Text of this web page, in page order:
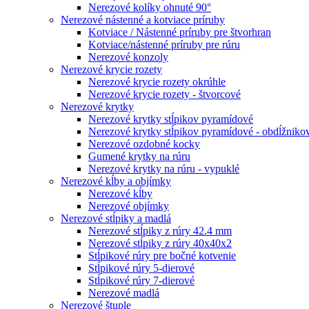
Nerezové kolíky ohnuté 90°
Nerezové nástenné a kotviace príruby
Kotviace / Nástenné príruby pre štvorhran
Kotviace/nástenné príruby pre rúru
Nerezové konzoly
Nerezové krycie rozety
Nerezové krycie rozety okrúhle
Nerezové krycie rozety - štvorcové
Nerezové krytky
Nerezové krytky stĺpikov pyramídové
Nerezové krytky stĺpikov pyramídové -
Nerezové ozdobné kocky
Gumené krytky na rúru
Nerezové krytky na rúru - vypuklé
Nerezové kĺby a objímky
Nerezové kĺby
Nerezové objímky
Nerezové stĺpiky a madlá
Nerezové stĺpiky z rúry 42.4 mm
Nerezové stĺpiky z rúry 40x40x2
Stĺpikové rúry pre bočné kotvenie
Stĺpikové rúry 5-dierové
Stĺpikové rúry 7-dierové
Nerezové madlá
Nerezové štuple